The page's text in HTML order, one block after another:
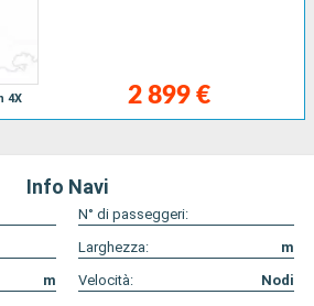
4X 2 899 €
Info Navi
N° di passeggeri:
Larghezza:
m
m Velocità: Nodi